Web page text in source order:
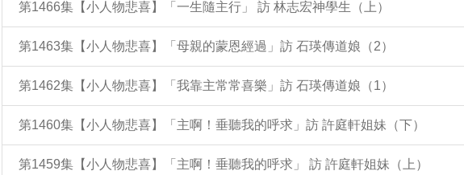
第1466集【小人物悲喜】「一生隨主行」 訪 林志宏神學生（上）
第1463集【小人物悲喜】「母親的蒙恩經過」訪 石瑛傳道娘（2）
第1462集【小人物悲喜】「我靠主常常喜樂」訪 石瑛傳道娘（1）
第1460集【小人物悲喜】「主啊！垂聽我的呼求」訪 許庭軒姐妹（下）
第1459集【小人物悲喜】「主啊！垂聽我的呼求」 訪 許庭軒姐妹（上）